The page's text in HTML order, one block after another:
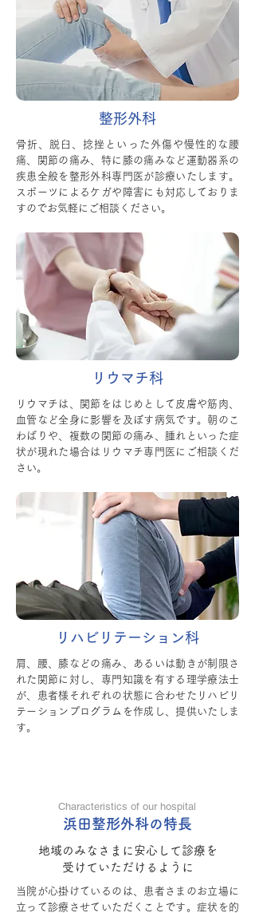
整形外科
骨折、脱臼、捻挫といった外傷や慢性的な腰
痛、関節の痛み、特に膝の痛みなど運動器系の
疾患全般を整形外科専門医が診療いたします。
スポーツによるケガや障害にも対応しておりま
すのでお気軽にご相談ください。
リウマチ科
リウマチは、関節をはじめとして皮膚や筋肉、
血管など全身に影響を及ぼす病気です。朝のこ
わばりや、複数の関節の痛み、腫れといった症
状が現れた場合はリウマチ専門医にご相談くだ
さい。
リハビリテーション科
肩、腰、膝などの痛み、あるいは動きが制限さ
れた関節に対し、専門知識を有する理学療法士
が、患者様それぞれの状態に合わせたリハビリ
テーションプログラムを作成し、提供いたしま
す。
Characteristics of our hospital
浜田整形外科の特長
地域のみなさまに安心して診療を
受けていただけるように
当院が心掛けているのは、患者さまのお立場に
立って診療させていただくことです。症状を的